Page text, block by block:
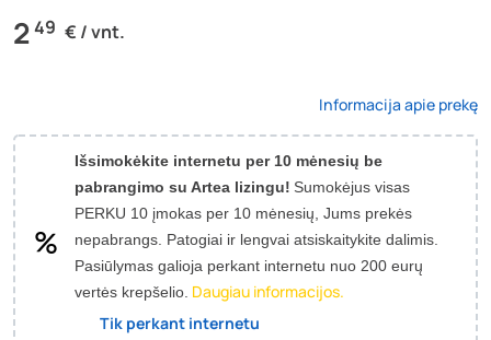
249 € / vnt.
Informacija apie prekę
Išsimokėkite internetu per 10 mėnesių be
pabrangimo su Artea lizingu! Sumokėjus visas
PERKU 10 įmokas per 10 mėnesių, Jums prekės
nepabrangs. Patogiai ir lengvai atsiskaitykite dalimis.
Pasiūlymas galioja perkant internetu nuo 200 eurų
vertės krepšelio. Daugiau informacijos.
Tik perkant internetu